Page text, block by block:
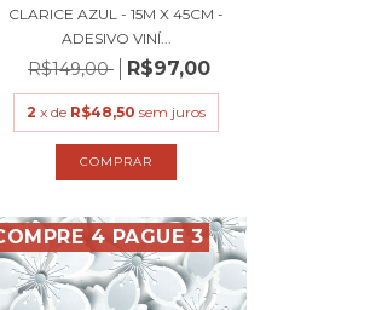
CLARICE AZUL - 15M X 45CM -
ADESIVO VINÍ...
R$149,00 R$97,00
2 x de R$48,50 sem juros
4 PAGUE 3